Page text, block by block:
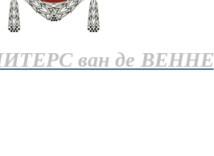
ван де ВЕННЕ